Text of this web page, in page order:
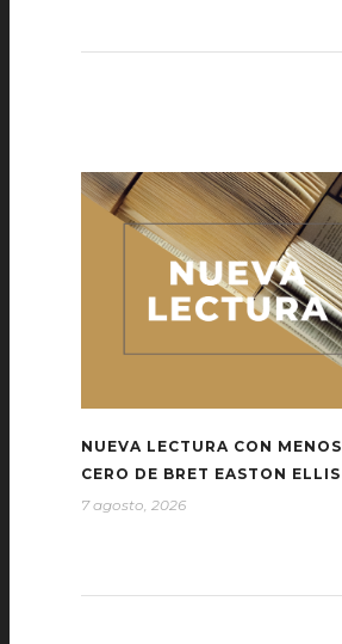
NUEVA LECTURA CON
CERO DE BRET EASTON ELLIS
7 agosto, 2026